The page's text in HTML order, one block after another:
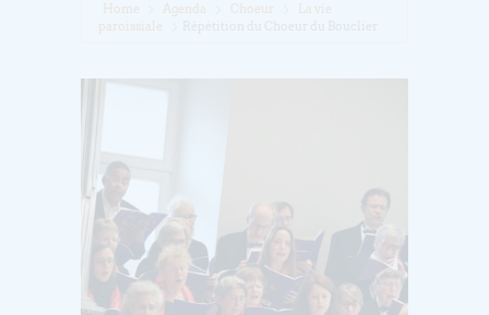
Home Agenda Choeur
La vie
paroissiale